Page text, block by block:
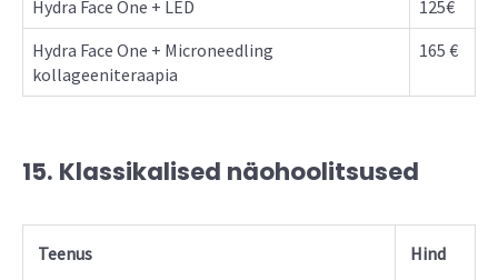
Hydra Face One + LED
125€
Hydra Face One + Microneedling
kollageeniteraapia
165 €
15. Klassikalised näohoolitsused
Teenus Hind